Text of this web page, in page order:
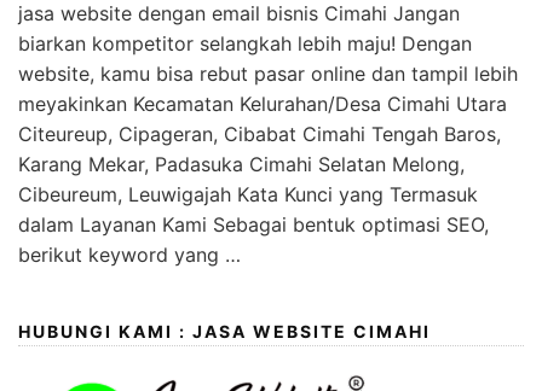
jasa website dengan email bisnis Cimahi Jangan
biarkan kompetitor selangkah lebih maju! Dengan
website, kamu bisa rebut pasar online dan tampil lebih
meyakinkan Kecamatan Kelurahan/Desa Cimahi Utara
Citeureup, Cipageran, Cibabat Cimahi Tengah Baros,
Karang Mekar, Padasuka Cimahi Selatan Melong,
Cibeureum, Leuwigajah Kata Kunci yang Termasuk
dalam Layanan Kami Sebagai bentuk optimasi SEO,
berikut keyword yang …
HUBUNGI KAMI : JASA WEBSITE CIMAHI